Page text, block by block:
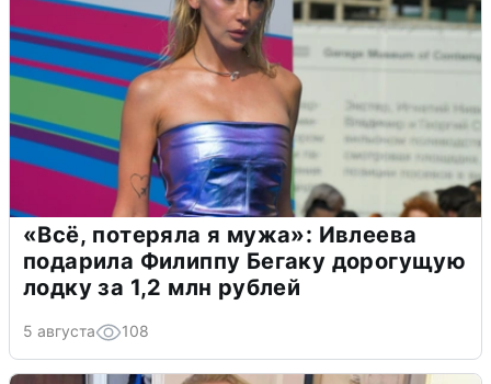
«Всё, потеряла я мужа»: Ивлеева
подарила Филиппу Бегаку дорогущую
лодку за 1,2 млн рублей
5 августа 108